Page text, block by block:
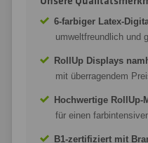
6-farbiger Latex-
umweltfreundlich und
RollUp Displays
mit überragendem
Hochwertige RollUp-
für einen
B1-zertifiziert mit